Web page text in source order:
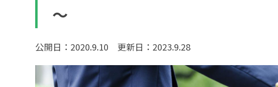
～
公開日：2020.9.10 更新日：2023.9.28